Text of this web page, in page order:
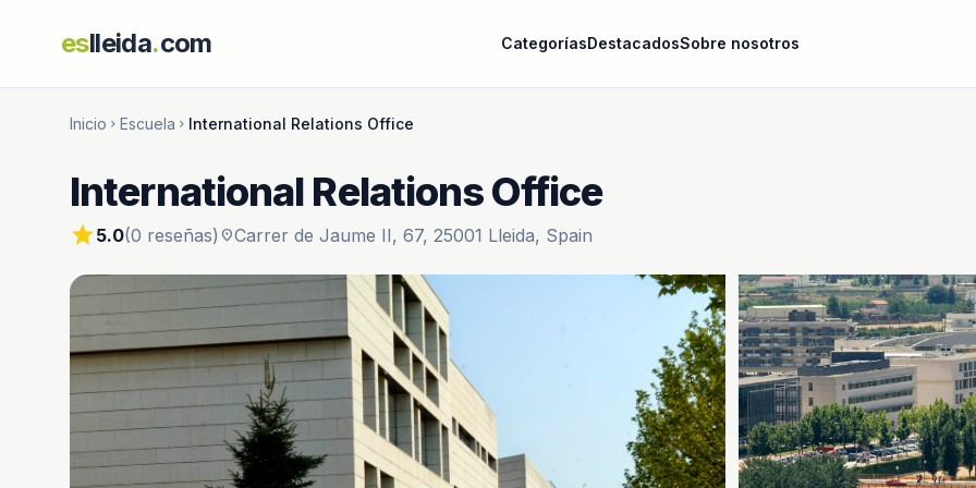
eslleida.com CategoríasDestacadosSobre nosotros
Inicio chevron_right Escuela chevron_right International Relations Office
International Relations Office
star5.0(0 reseñas) location_onCarrer de Jaume II, 67, 25001 Lleida, Spain